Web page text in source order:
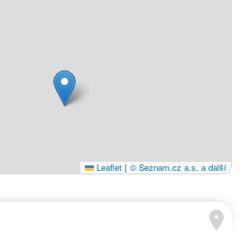
Leaflet | © Seznam.cz a.s. a další